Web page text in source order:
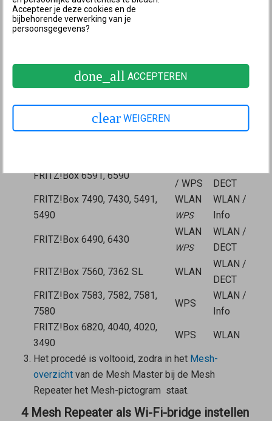
of lichten er ook andere leds op.
FRITZ!Box-model
FRITZ!Box 6860, 6825
Connect
FRITZ!Box 7690, 7682, 7632,
7630, 7590 (AX), 7530 (AX),
7520, 7510, 6890, 6850, 6670,
/ WPS
/ WPS
FRITZ!Box 6591, 6590
/ WPS
DECT
FRITZ!Box 7490, 7430, 5491,
5490
WLAN
WPS
WLAN /
Info
FRITZ!Box 6490, 6430
WLAN
WPS
WLAN /
DECT
FRITZ!Box 7560, 7362 SL WLAN
WLAN /
DECT
FRITZ!Box 7583, 7582, 7581,
7580
WPS
WLAN /
Info
FRITZ!Box 6820, 4040, 4020,
3490
WPS WLAN
Het procedé is voltooid, zodra in het Mesh-
overzichtvan de Mesh Masterbij de Mesh
Repeaterhet Mesh-pictogram staat.
4 Mesh Repeater als Wi-Fi-bridge instellen
Accepteer je deze cookies en de
bijbehorende verwerking van je
persoonsgegevens?
done_all ACCEPTEREN
clear WEIGEREN